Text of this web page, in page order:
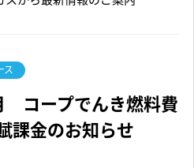
ス
コープでんき燃料費
課金のお知らせ